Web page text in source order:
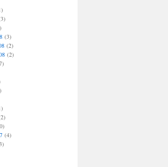
(3)
(2)
(2)
(4)